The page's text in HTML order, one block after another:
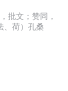
批文；赞同，
、荷）孔桑